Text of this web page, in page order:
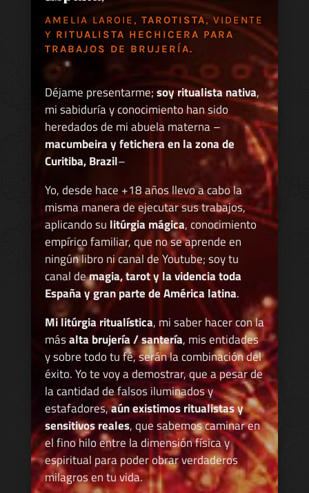
AMELIA LAROIE, TAROTISTA, VIDENTE
Y RITUALISTA HECHICERA PARA
TRABAJOS DE BRUJERÍA.
Déjame presentarme;soy ritualista nativa,
mi sabiduría y conocimiento han sido
heredados de mi abuela materna –
macumbeira y fetichera en la zona de
Curitiba, Brazil–
Yo, desde hace +18 años llevo a cabo la
misma manera de ejecutar sus trabajos,
aplicando su litúrgia mágica, conocimiento
empírico familiar, que no se aprende en
ningún libro ni canal de Youtube; soy tu
canal demagia, tarot y la videncia toda
España y gran parte de América latina.
Mi litúrgia ritualística, mi saber hacer con la
másalta brujería / santería, mis entidades
y sobre todo tu fé, serán la combinación del
éxito. Yo te voy a demostrar, que a pesar de
la cantidad de falsos iluminados y
estafadores,aún existimos ritualistas y
sensitivos reales, que sabemos caminar en
el fino hilo entre la dimensión física y
espiritual para poder obrar verdaderos
milagros en tu vida.